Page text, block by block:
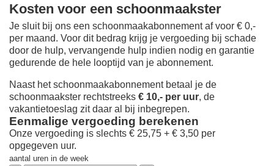
Kosten voor een schoonmaakster
Je sluit bij ons een schoonmaakabonnement af voor € 0,-
per maand. Voor dit bedrag krijg je vergoeding bij schade
door de hulp, vervangende hulp indien nodig en garantie
gedurende de hele looptijd van je abonnement.
Naast het schoonmaakabonnement betaal je de
schoonmaakster rechtstreeks € 10,- per uur, de
vakantietoeslag zit daar al bij inbegrepen.
Eenmalige vergoeding berekenen
Onze vergoeding is slechts € 25,75 + € 3,50 per
opgegeven uur.
aantal uren in de week